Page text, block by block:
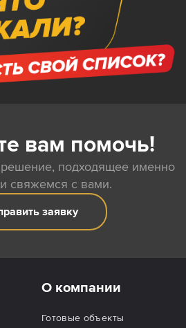
вам помочь!
подходящее именно
свяжемся с вами.
заявку
О компании
Готовые объекты